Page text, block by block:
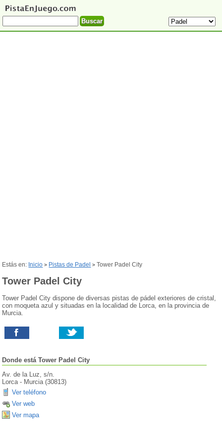
Estás en: Inicio > Pistas de Padel > Tower Padel City
Tower Padel City
Tower Padel City dispone de diversas pistas de pádel exteriores de cristal,
con moqueta azul y situadas en la localidad de Lorca, en la provincia de
Murcia.
Donde estáTower Padel City
Av. de la Luz, s/n.
Lorca- Murcia(30813)
Ver teléfono
Ver web
Ver mapa